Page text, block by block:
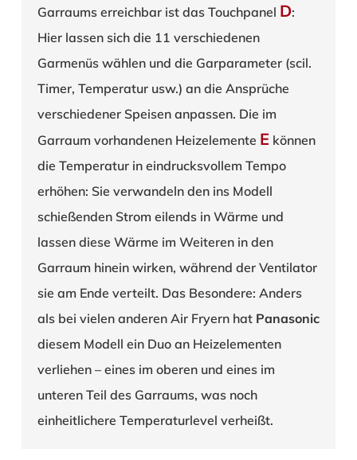
Garraums erreichbar ist das Touchpanel D:
Hier lassen sich die 11 verschiedenen
Garmenüs wählen und die Garparameter (scil.
Timer, Temperatur usw.) an die Ansprüche
verschiedener Speisen anpassen. Die im
Garraum vorhandenen Heizelemente E können
die Temperatur in eindrucksvollem Tempo
erhöhen: Sie verwandeln den ins Modell
schießenden Strom eilends in Wärme und
lassen diese Wärme im Weiteren in den
Garraum hinein wirken, während der Ventilator
sie am Ende verteilt. Das Besondere: Anders
als bei vielen anderen Air Fryern hat Panasonic
diesem Modell ein Duo an Heizelementen
verliehen – eines im oberen und eines im
unteren Teil des Garraums, was noch
einheitlichere Temperaturlevel verheißt.